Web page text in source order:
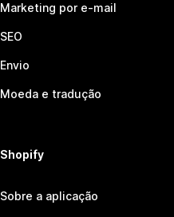
Marketing por e-mail
SEO
Envio
Moeda e tradução
Shopify
Sobre a aplicação